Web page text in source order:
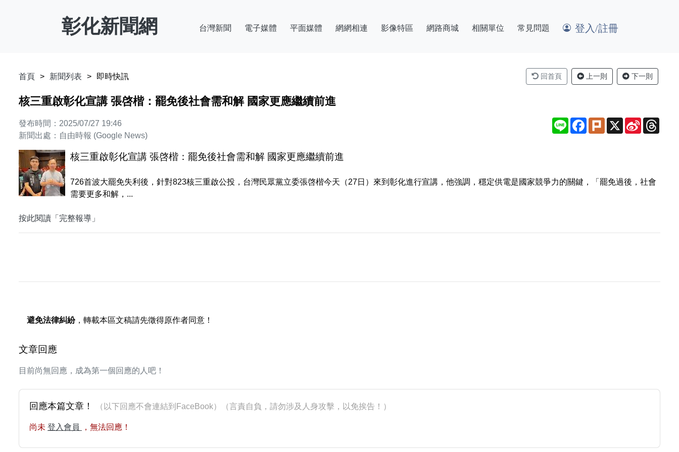
彰化新聞網 台灣新聞 電子媒體 平面媒體 網網相連 影像特區 網路商城 相關單位 常見問題 登入/註冊
首頁 新聞列表 即時快訊 回首頁 上一則 下一則
核三重啟彰化宣講 張啓楷：罷免後社會需和解 國家更應繼續前進
發布時間：2025/07/27 19:46
新聞出處：自由時報 (Google News)
Line Facebook
Plurk X
Sina
Weibo
核三重啟彰化宣講 張啓楷：罷免後社會需和解 國家更應繼續前進
726首波大罷免失利後，針對823核三重啟公投，台灣民眾黨立委張啓楷今天（27日）來到彰化進行宣講，他強調，穩定供電是國家競爭力的關鍵，「罷免過後，社會
需要更多和解，...
按此閱讀「完整報導」
避免法律糾紛，轉載本區文稿請先徵得原作者同意！
文章回應
目前尚無回應，成為第一個回應的人吧！
回應本篇文章！ （以下回應不會連結到FaceBook）（言責自負，請勿涉及人身攻擊，以免挨告！）
尚未 登入會員 ，無法回應！